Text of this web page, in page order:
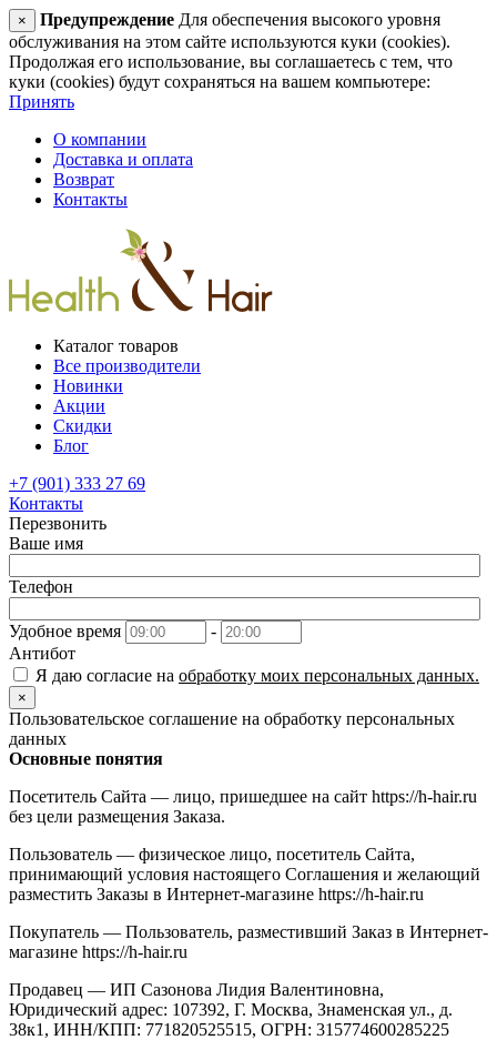
× Предупреждение Для обеспечения высокого уровня
обслуживания на этом сайте используются куки (cookies).
Продолжая его использование, вы соглашаетесь с тем, что
куки (cookies) будут сохраняться на вашем компьютере:
Принять
О компании
Доставка и оплата
Возврат
Контакты
Каталог товаров
Все производители
Новинки
Акции
Скидки
Блог
+7 (901) 333 27 69
Контакты
Перезвонить
Ваше имя
Телефон
Удобное время
-
Антибот
Я даю согласие на обработку моих персональных данных.
×
Пользовательское соглашение на обработку персональных
данных
Основные понятия
Посетитель Сайта — лицо, пришедшее на сайт https://h-hair.ru
без цели размещения Заказа.
Пользователь — физическое лицо, посетитель Сайта,
принимающий условия настоящего Соглашения и желающий
разместить Заказы в Интернет-магазине https://h-hair.ru
Покупатель — Пользователь, разместивший Заказ в Интернет-
магазине https://h-hair.ru
Продавец — ИП Сазонова Лидия Валентиновна,
Юридический адрес: 107392, Г. Москва, Знаменская ул., д.
38к1, ИНН/КПП: 771820525515, ОГРН: 315774600285225